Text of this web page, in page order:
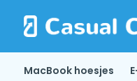
MacBook hoesjes